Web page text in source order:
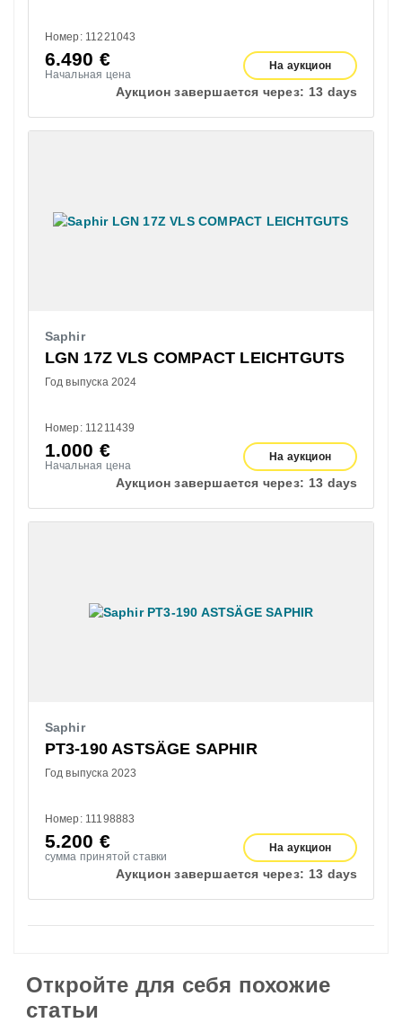
Номер: 11221043
6.490 €
Начальная цена
На аукцион
Аукцион завершается через: 13 days
Saphir
LGN 17Z VLS COMPACT LEICHTGUTS
Год выпуска 2024
Номер: 11211439
1.000 €
Начальная цена
На аукцион
Аукцион завершается через: 13 days
Saphir
PT3-190 ASTSÄGE SAPHIR
Год выпуска 2023
Номер: 11198883
5.200 €
сумма принятой ставки
На аукцион
Аукцион завершается через: 13 days
Откройте для себя похожие
статьи